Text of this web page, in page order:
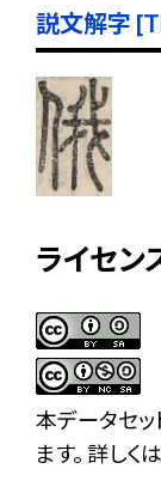
説文解字
ライセン
本データセ
ます。 詳しくは